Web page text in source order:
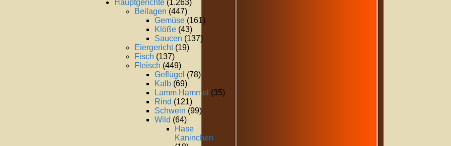
Hauptgerichte (1.263)
Beilagen (447)
Gemüse (161)
Klöße (43)
Saucen (137)
Eiergericht(19)
Fisch (137)
Fleisch (449)
Geflügel (78)
Kalb (69)
Lamm Hammel (35)
Rind (121)
Schwein (99)
Wild (64)
Hase
Kaninchen